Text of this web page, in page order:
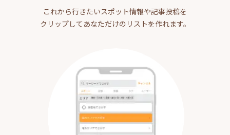
これから行きたいスポット情報や記事投稿を
クリップしてあなただけのリストを作れます。